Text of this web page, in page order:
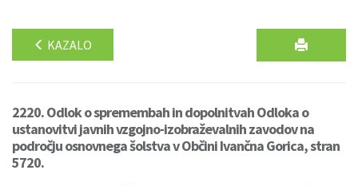
KAZALO
2220. Odlok o spremembah in dopolnitvah Odloka o
ustanovitvi javnih vzgojno-izobraževalnih zavodov na
področju osnovnega šolstva v Občini Ivančna Gorica, stran
5720.